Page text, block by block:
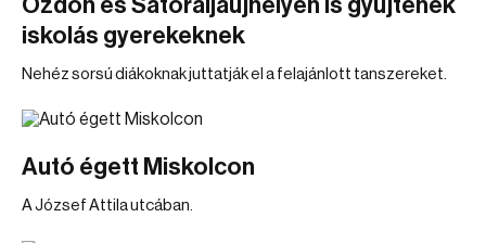
Ózdon és Sátoraljaújhelyen is gyűjtenek
iskolás gyerekeknek
Nehéz sorsú diákoknak juttatják el a felajánlott tanszereket.
Autó égett Miskolcon
A József Attila utcában.